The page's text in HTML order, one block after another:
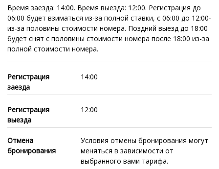
Время заезда: 14:00. Время выезда: 12:00. Регистрация до
06:00 будет взиматься из-за полной ставки, с 06:00 до 12:00-
из-за половины стоимости номера. Поздний выезд до 18:00
будет снят с половины стоимости номера после 18:00 из-за
полной стоимости номера.
Регистрация
заезда
14:00
Регистрация
выезда
12:00
Отмена
бронирования
Условия отмены бронирования могут
меняться в зависимости от
выбранного вами тарифа.